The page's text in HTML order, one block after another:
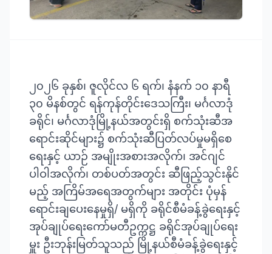
၂၀၂၆ ခုနှစ်၊ ဇူလိုင်လ ၆ ရက်၊ နံနက် ၁၀ နာရီ
၃၀ မိနစ်တွင် ရန်ကုန်တိုင်းဒေသကြီး၊ မင်္ဂလာဒုံ
ခရိုင်၊ မင်္ဂလာဒုံမြို့နယ်အတွင်းရှိ စက်သုံးဆီအ
ရောင်းဆိုင်များ၌ စက်သုံးဆီပြတ်လပ်မှုမရှိစေ
ရေးနှင့် ယာဉ် အမျိုးအစားအလိုက်၊ အင်ဂျင်
ပါဝါအလိုက်၊ တစ်ပတ်အတွင်း ဆီဖြည့်သွင်းနိုင်
မည့် အကြိမ်အရေအတွက်များ အတိုင်း ပုံမှန်
ရောင်းချပေးနေမှုရှိ/ မရှိကို ခရိုင်စီမံခန့်ခွဲရေးနှင့်
အုပ်ချုပ်ရေးကော်မတီဥက္ကဋ္ဌ ခရိုင်အုပ်ချုပ်ရေး
မှူး ဦးဘုန်းမြတ်သူသည် မြို့နယ်စီမံခန့်ခွဲရေးနှင့်